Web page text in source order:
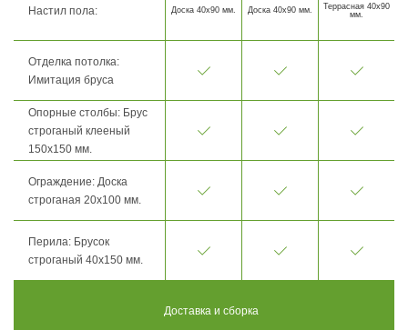
Настил пола: Доска 40х90 мм. Доска 40х90 мм.
Террасная 40х90
мм.
Отделка потолка:
Имитация бруса
Опорные столбы: Брус
строганый клееный
150х150 мм.
Ограждение: Доска
строганая 20х100 мм.
Перила: Брусок
строганый 40х150 мм.
Доставка и сборка